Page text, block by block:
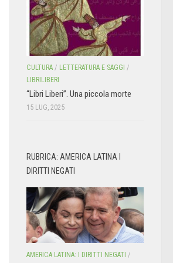
CULTURA / LETTERATURA E SAGGI /
LIBRILIBERI
“Libri Liberi”. Una piccola morte
15 LUG, 2025
RUBRICA: AMERICA LATINA I
DIRITTI NEGATI
AMERICA LATINA: I DIRITTI NEGATI /